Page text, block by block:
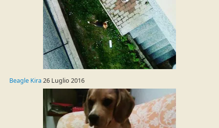
Beagle Kira 26 Luglio 2016